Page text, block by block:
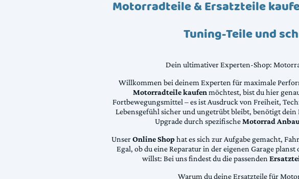
Motorradteile & Ersatzteile
Tuning-Teile und
Dein ultimativer Experten-Shop:
Willkommen bei deinem Experten für maximale
Motorradteile kaufenmöchtest, bist du hier
Fortbewegungsmittel – es ist Ausdruck von Freiheit,
Lebensgefühl sicher und ungetrübt bleibt, benötigt
Upgrade durch spezifischeMotorrad
UnserOnline Shophat es sich zur Aufgabe gemacht,
Egal, ob du eine Reparatur in der eigenen Garage
willst: Bei uns findest du die passenden
Warum du deine Ersatzteile für